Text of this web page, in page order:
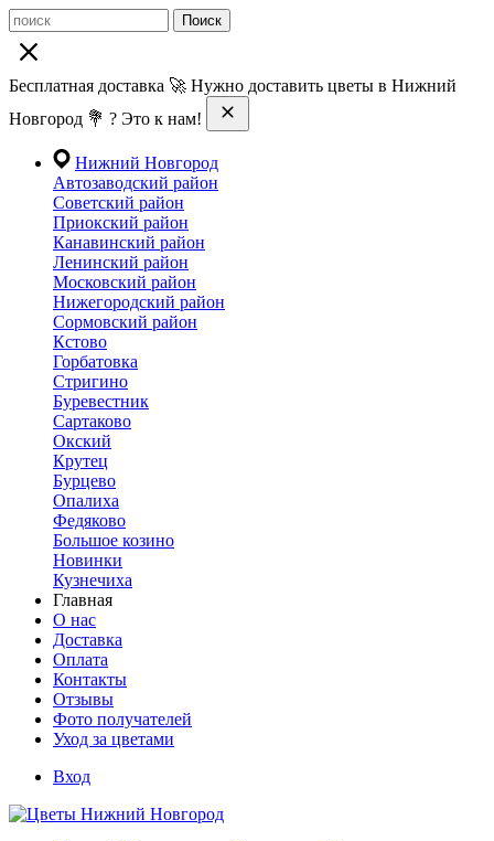
Поиск
Бесплатная доставка 🚀 Нужно доставить цветы в Нижний
Новгород 💐 ? Это к нам!
Нижний Новгород
Автозаводский район
Советский район
Приокский район
Канавинский район
Ленинский район
Московский район
Нижегородский район
Сормовский район
Кстово
Горбатовка
Стригино
Буревестник
Сартаково
Окский
Крутец
Бурцево
Опалиха
Федяково
Большое козино
Новинки
Кузнечиха
Главная
О нас
Доставка
Оплата
Контакты
Отзывы
Фото получателей
Уход за цветами
Вход